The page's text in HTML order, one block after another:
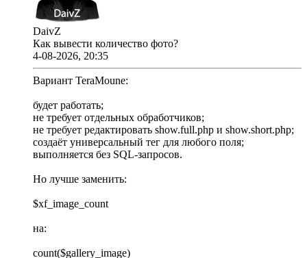
DaivZ
Как вывести количество фото?
4-08-2026, 20:35
Вариант TeraMoune:
будет работать;
не требует отдельных обработчиков;
не требует редактировать show.full.php и show.short.php;
создаёт универсальный тег для любого поля;
выполняется без SQL-запросов.
Но лучше заменить:
$xf_image_count
на:
count($gallery_image)